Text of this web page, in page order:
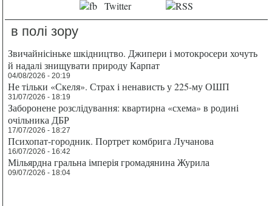
в полі зору
Звичайнісіньке шкідництво. Джипери і мотокросери хочуть
й надалі знищувати природу Карпат
04/08/2026 - 20:19
Не тільки «Скеля». Страх і ненависть у 225-му ОШП
31/07/2026 - 18:19
Заборонене розслідування: квартирна «схема» в родині
очільника ДБР
17/07/2026 - 18:27
Психопат-городник. Портрет комбрига Лучанова
16/07/2026 - 16:42
Мільярдна гральна імперія громадянина Журила
09/07/2026 - 18:04